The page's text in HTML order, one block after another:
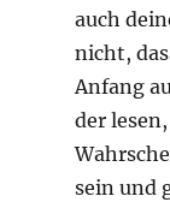
auch
nicht,
Anfang
der
sein und